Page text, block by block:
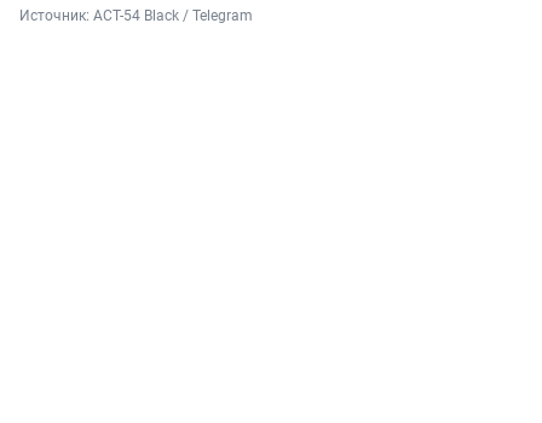
Источник: АСТ-54 Black / Telegram